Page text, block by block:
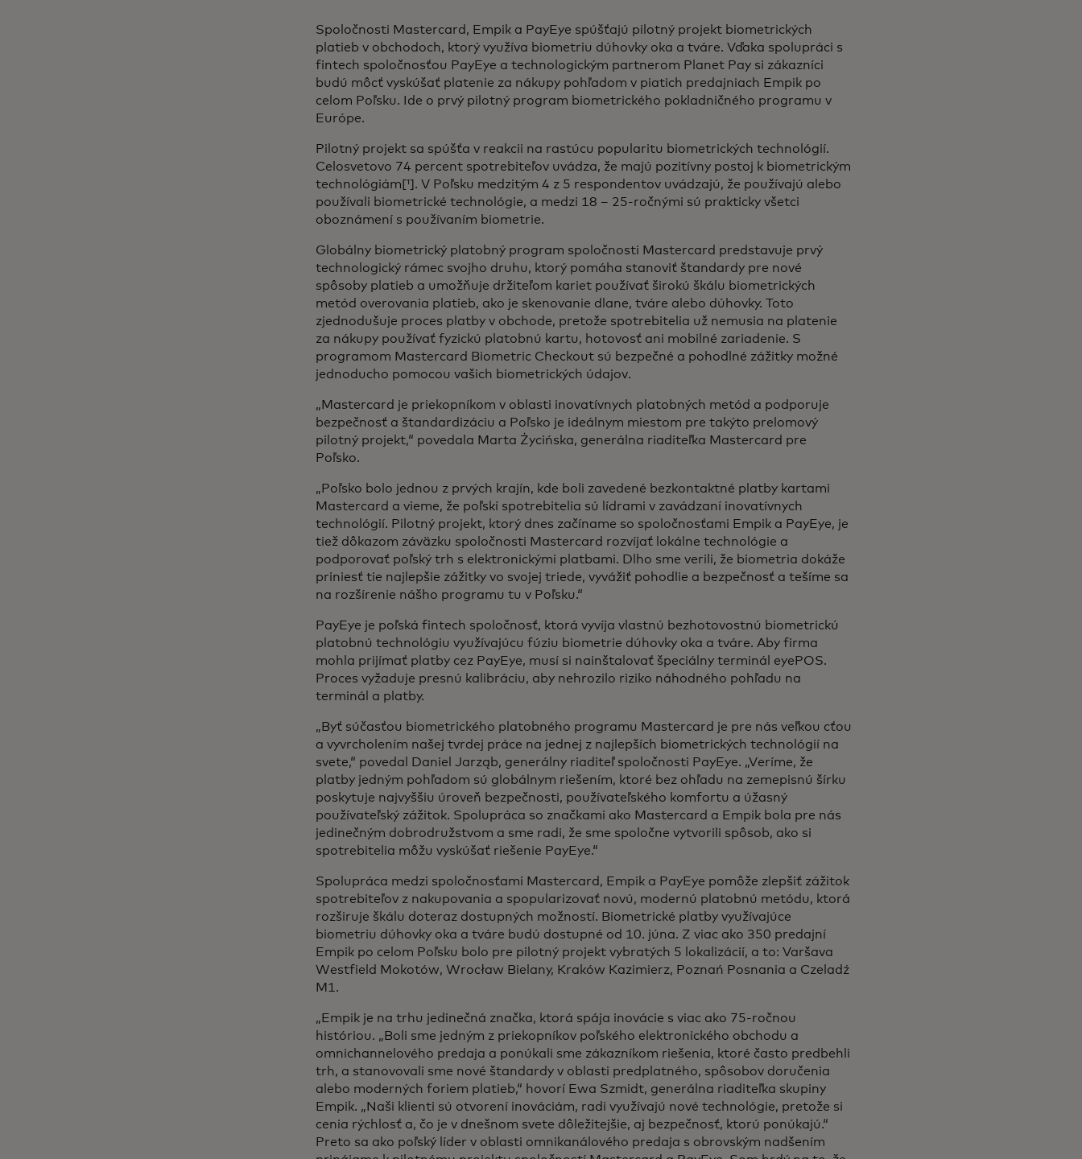
Spoločnosti Mastercard, Empik a PayEye spúšťajú pilotný projekt biometrických
platieb v obchodoch, ktorý využíva biometriu dúhovky oka a tváre. Vďaka spolupráci s
fintech spoločnosťou PayEye a technologickým partnerom Planet Pay si zákazníci
budú môcť vyskúšať platenie za nákupy pohľadom v piatich predajniach Empik po
celom Poľsku. Ide o prvý pilotný program biometrického pokladničného programu v
Európe.
Pilotný projekt sa spúšťa v reakcii na rastúcu popularitu biometrických technológií.
Celosvetovo 74 percent spotrebiteľov uvádza, že majú pozitívny postoj k biometrickým
technológiám[¹]. V Poľsku medzitým 4 z 5 respondentov uvádzajú, že používajú alebo
používali biometrické technológie, a medzi 18 – 25-ročnými sú prakticky všetci
oboznámení s používaním biometrie.
Globálny biometrický platobný program spoločnosti Mastercard predstavuje prvý
technologický rámec svojho druhu, ktorý pomáha stanoviť štandardy pre nové
spôsoby platieb a umožňuje držiteľom kariet používať širokú škálu biometrických
metód overovania platieb, ako je skenovanie dlane, tváre alebo dúhovky. Toto
zjednodušuje proces platby v obchode, pretože spotrebitelia už nemusia na platenie
za nákupy používať fyzickú platobnú kartu, hotovosť ani mobilné zariadenie. S
programom Mastercard Biometric Checkout sú bezpečné a pohodlné zážitky možné
jednoducho pomocou vašich biometrických údajov.
„Mastercard je priekopníkom v oblasti inovatívnych platobných metód a podporuje
bezpečnosť a štandardizáciu a Poľsko je ideálnym miestom pre takýto prelomový
pilotný projekt,“ povedala Marta Życińska, generálna riaditeľka Mastercard pre
Poľsko.
„Poľsko bolo jednou z prvých krajín, kde boli zavedené bezkontaktné platby kartami
Mastercard a vieme, že poľskí spotrebitelia sú lídrami v zavádzaní inovatívnych
technológií. Pilotný projekt, ktorý dnes začíname so spoločnosťami Empik a PayEye, je
tiež dôkazom záväzku spoločnosti Mastercard rozvíjať lokálne technológie a
podporovať poľský trh s elektronickými platbami. Dlho sme verili, že biometria dokáže
priniesť tie najlepšie zážitky vo svojej triede, vyvážiť pohodlie a bezpečnosť a tešíme sa
na rozšírenie nášho programu tu v Poľsku.“
PayEye je poľská fintech spoločnosť, ktorá vyvíja vlastnú bezhotovostnú biometrickú
platobnú technológiu využívajúcu fúziu biometrie dúhovky oka a tváre. Aby firma
mohla prijímať platby cez PayEye, musí si nainštalovať špeciálny terminál eyePOS.
Proces vyžaduje presnú kalibráciu, aby nehrozilo riziko náhodného pohľadu na
terminál a platby.
„Byť súčasťou biometrického platobného programu Mastercard je pre nás veľkou cťou
a vyvrcholením našej tvrdej práce na jednej z najlepších biometrických technológií na
svete,“ povedal Daniel Jarząb, generálny riaditeľ spoločnosti PayEye. „Veríme, že
platby jedným pohľadom sú globálnym riešením, ktoré bez ohľadu na zemepisnú šírku
poskytuje najvyššiu úroveň bezpečnosti, používateľského komfortu a úžasný
používateľský zážitok. Spolupráca so značkami ako Mastercard a Empik bola pre nás
jedinečným dobrodružstvom a sme radi, že sme spoločne vytvorili spôsob, ako si
spotrebitelia môžu vyskúšať riešenie PayEye.“
Spolupráca medzi spoločnosťami Mastercard, Empik a PayEye pomôže zlepšiť zážitok
spotrebiteľov z nakupovania a spopularizovať novú, modernú platobnú metódu, ktorá
rozširuje škálu doteraz dostupných možností. Biometrické platby využívajúce
biometriu dúhovky oka a tváre budú dostupné od 10. júna. Z viac ako 350 predajní
Empik po celom Poľsku bolo pre pilotný projekt vybratých 5 lokalizácií, a to: Varšava
Westfield Mokotów, Wrocław Bielany, Kraków Kazimierz, Poznań Posnania a Czeladź
M1.
„Empik je na trhu jedinečná značka, ktorá spája inovácie s viac ako 75-ročnou
históriou. „Boli sme jedným z priekopníkov poľského elektronického obchodu a
omnichannelového predaja a ponúkali sme zákazníkom riešenia, ktoré často predbehli
trh, a stanovovali sme nové štandardy v oblasti predplatného, spôsobov doručenia
alebo moderných foriem platieb,“ hovorí Ewa Szmidt, generálna riaditeľka skupiny
Empik. „Naši klienti sú otvorení inováciám, radi využívajú nové technológie, pretože si
cenia rýchlosť a, čo je v dnešnom svete dôležitejšie, aj bezpečnosť, ktorú ponúkajú.“
Preto sa ako poľský líder v oblasti omnikanálového predaja s obrovským nadšením